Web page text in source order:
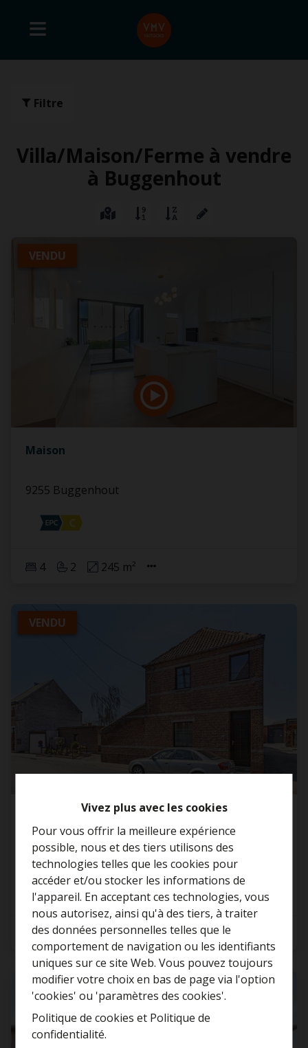
Vivez plus avec les cookies
Pour vous offrir la meilleure expérience
possible, nous et des tiers utilisons des
technologies telles que les cookies pour
accéder et/ou stocker les informations de
l'appareil. En acceptant ces technologies, vous
nous autorisez, ainsi qu'à des tiers, à traiter
des données personnelles telles que le
comportement de navigation ou les identifiants
uniques sur ce site Web. Vous pouvez toujours
modifier votre choix en bas de page via l'option
'cookies' ou 'paramètres des cookies'.
Politique de cookies et Politique de
confidentialité.
Filtre
Villa/Maison/Ferme à vendre
à Buggenhout
VENDU
Maison
9255 Buggenhout
4 2 245 m²
VENDU
9255 Buggenhout
3 1 95 m²
VENDU
Curieux de connaître la
valeur de votre maison ?
Estimation gratuite
Toujours être le premier